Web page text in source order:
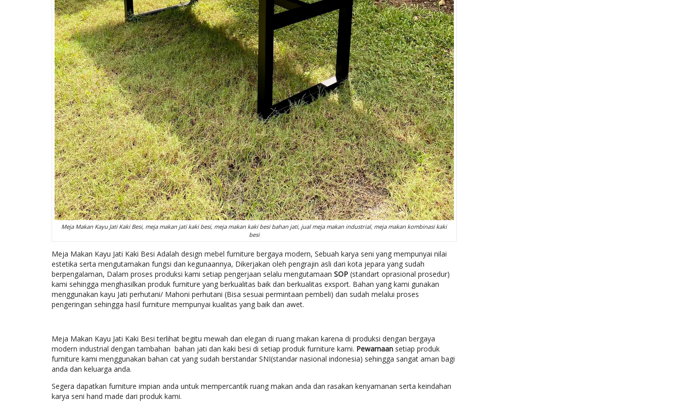
Meja Makan Kayu Jati Kaki Besi, meja makan jati kaki besi, meja makan kaki besi bahan jati, jual meja makan industrial, meja makan kombinasi kaki
besi
Meja Makan Kayu Jati Kaki Besi Adalah design mebel furniture bergaya modern, Sebuah karya seni yang mempunyai nilai
estetika serta mengutamakan fungsi dan kegunaannya, Dikerjakan oleh pengrajin asli dari kota jepara yang sudah
berpengalaman, Dalam proses produksi kami setiap pengerjaan selalu mengutamaan SOP (standart oprasional prosedur)
kami sehingga menghasilkan produk furniture yang berkualitas baik dan berkualitas exsport. Bahan yang kami gunakan
menggunakan kayu Jati perhutani/ Mahoni perhutani (Bisa sesuai permintaan pembeli) dan sudah melalui proses
pengeringan sehingga hasil furniture mempunyai kualitas yang baik dan awet.
Meja Makan Kayu Jati Kaki Besi terlihat begitu mewah dan elegan di ruang makan karena di produksi dengan bergaya
modern industrial dengan tambahan bahan jati dan kaki besi di setiap produk furniture kami. Pewarnaan setiap produk
furniture kami menggunakan bahan cat yang sudah berstandar SNI(standar nasional indonesia) sehingga sangat aman bagi
anda dan keluarga anda.
Segera dapatkan furniture impian anda untuk mempercantik ruang makan anda dan rasakan kenyamanan serta keindahan
karya seni hand made dari produk kami.